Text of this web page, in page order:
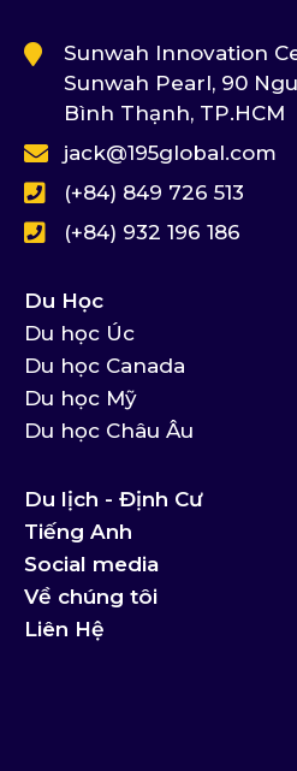
Sunwah Innovation
Sunwah Pearl, 90
Bình Thạnh, TP.HCM
jack@195global.com
(+84) 849 726 513
(+84) 932 196 186
Du Học
Du học Úc
Du học Canada
Du học Mỹ
Du học Châu Âu
Du lịch - Định Cư
Tiếng Anh
Social media
Về chúng tôi
Liên Hệ